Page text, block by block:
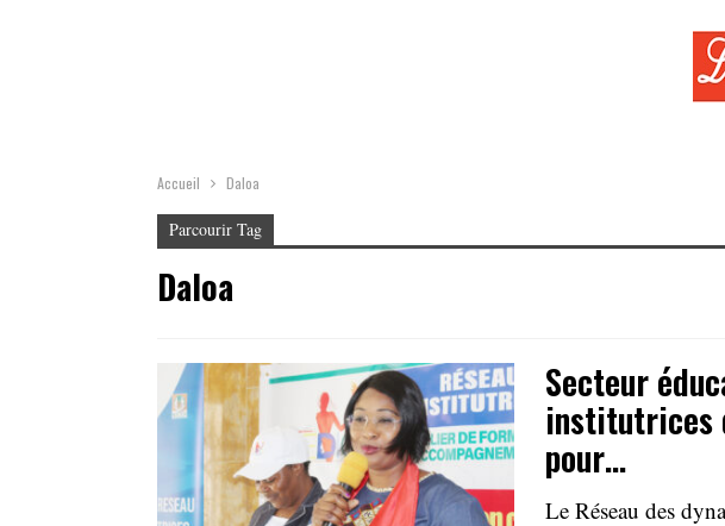
Accueil Daloa
Parcourir Tag
Daloa
Secteur
institutrices
pour…
Le Réseau des